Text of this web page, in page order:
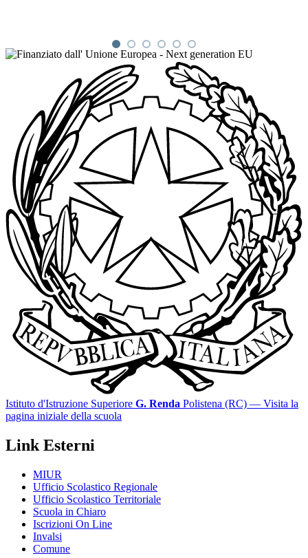
Istituto d'Istruzione Superiore G. Renda Polistena (RC) — Visita la
pagina iniziale della scuola
Link Esterni
MIUR
Ufficio Scolastico Regionale
Ufficio Scolastico Territoriale
Scuola in Chiaro
Iscrizioni On Line
Invalsi
Comune